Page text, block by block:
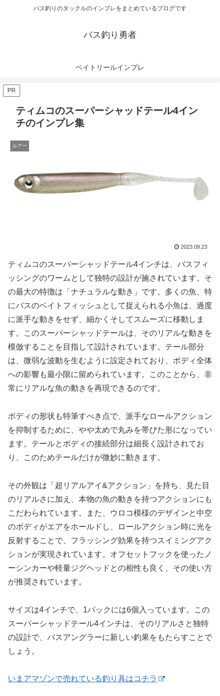
バス釣りのタックルのインプレをまとめているブログです
バス釣り勇者
ベイトリールインプレ
PR
ティムコのスーパーシャッドテール4イン
チのインプレ集
ルアー
2023.09.23
ティムコのスーパーシャッドテール4インチは、バスフィ
ッシングのワームとして独特の設計が施されています。そ
の最大の特徴は「ナチュラルな動き」です。多くの魚、特
にバスのベイトフィッシュとして捉えられる小魚は、過度
に派手な動きをせず、細かくそしてスムーズに移動しま
す。このスーパーシャッドテールは、そのリアルな動きを
模倣することを目指して設計されています。テール部分
は、微弱な波動を生むように設定されており、ボディ全体
への影響も最小限に留められています。このことから、非
常にリアルな魚の動きを再現できるのです。
ボディの形状も特筆すべき点で、派手なロールアクション
を抑制するために、やや太めで丸みを帯びた形になってい
ます。テールとボディの接続部分は細長く設計されてお
り、このためテールだけが微妙に動きます。
その外観は「超リアルアイ&アクション」を持ち、見た目
のリアルさに加え、本物の魚の動きを持つアクションにも
こだわられています。また、ウロコ模様のデザインと中空
のボディがエアをホールドし、ロールアクション時に光を
反射することで、フラッシング効果を持つスイミングアク
ションが実現されています。オフセットフックを使ったノ
ーシンカーや軽量ジグヘッドとの相性も良く、その使い方
が推奨されています。
サイズは4インチで、1パックには6個入っています。この
スーパーシャッドテール4インチは、そのリアルさと独特
の設計で、バスアングラーに新しい釣果をもたらすことで
しょう。
いまアマゾンで売れている釣り具はコチラ